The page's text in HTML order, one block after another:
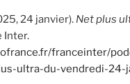
24 janvier). Net plus
Inter.
franceinter/
ultra-du-vendredi-24-